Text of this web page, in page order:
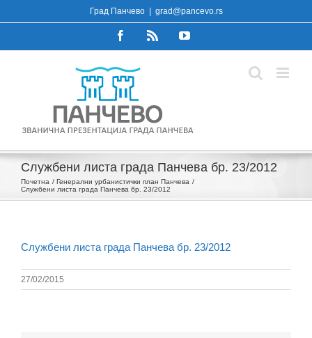
to
Град Панчево grad@pancevo.rs
FacebookRss YouTube
Службени листа града Панчева бр. 23/2012
Почетна
Генерални урбанистички план Панчева
Службени листа града Панчева бр. 23/2012
Службени листа града Панчева бр. 23/2012
27/02/2015